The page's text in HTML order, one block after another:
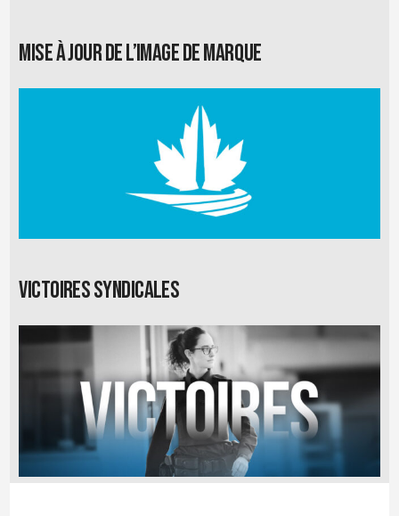
Mise à jour de l’image de marque
Victoires syndicales